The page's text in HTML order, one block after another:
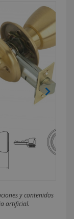
y contenidos
artificial.